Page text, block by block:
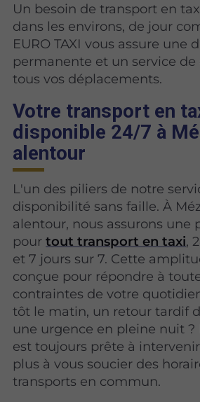
Un besoin de transport en
dans les environs, de jour
EURO TAXI vous assure une
permanente et un service
tous vos déplacements.
Votre transport en
disponible 24/7 à
alentour
L'un des piliers de notre
disponibilité sans faille. À
alentour, nous assurons une
pourtout transport en taxi,
et 7 jours sur 7. Cette
conçue pour répondre à
contraintes de votre
tôt le matin, un retour tardif
une urgence en pleine nuit ?
est toujours prête à
plus à vous soucier des
transports en commun.